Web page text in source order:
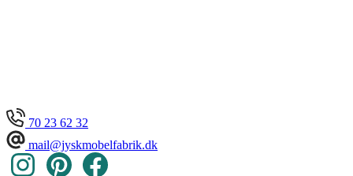
70 23 62 32
mail@jyskmobelfabrik.dk